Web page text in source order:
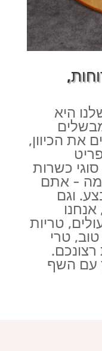
היא
את הכיוון,
כשרות
- אתם
וגם
טריות
טרי
עם השף